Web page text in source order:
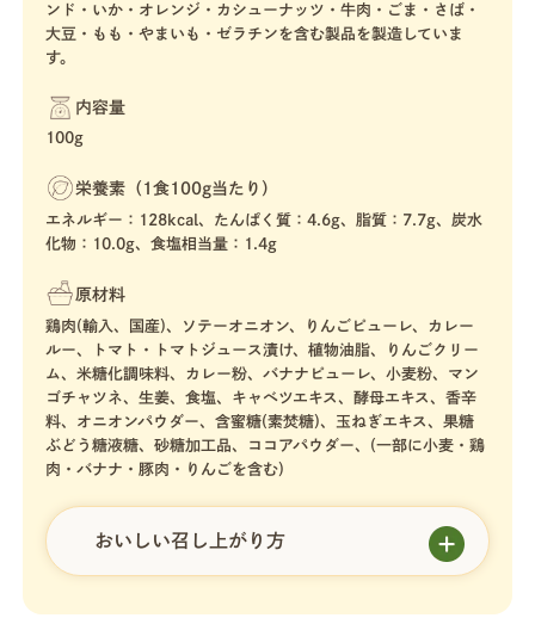
ンド・いか・オレンジ・カシューナッツ・牛肉・ごま・さば・
大豆・もも・やまいも・ゼラチンを含む製品を製造していま
す。
内容量
100g
栄養素（1食100g当たり）
エネルギー：128kcal、たんぱく質：4.6g、脂質：7.7g、炭水
化物：10.0g、食塩相当量：1.4g
原材料
鶏肉(輸入、国産)、ソテーオニオン、りんごピューレ、カレー
ルー、トマト・トマトジュース漬け、植物油脂、りんごクリー
ム、米糖化調味料、カレー粉、バナナピューレ、小麦粉、マン
ゴチャツネ、生姜、食塩、キャベツエキス、酵母エキス、香辛
料、オニオンパウダー、含蜜糖(素焚糖)、玉ねぎエキス、果糖
ぶどう糖液糖、砂糖加工品、ココアパウダー、(一部に小麦・鶏
肉・バナナ・豚肉・りんごを含む)
おいしい召し上がり方